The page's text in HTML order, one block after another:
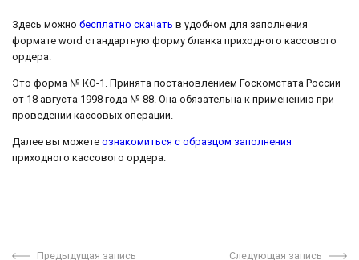
Здесь можно бесплатно скачать в удобном для заполнения
формате word стандартную форму бланка приходного кассового
ордера.
Это форма № КО-1. Принята постановлением Госкомстата России
от 18 августа 1998 года № 88. Она обязательна к применению при
проведении кассовых операций.
Далее вы можете ознакомиться с образцом заполнения
приходного кассового ордера.
Предыдущая запись Следующая запись